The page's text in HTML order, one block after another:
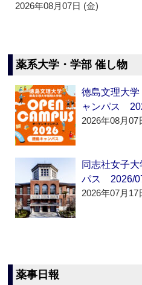
2026年08月07日 (金)
薬系大学・学部 催し物
徳島文理大
ャンパス
2026年08月07
同志社女子
パス 2026/
2026年07月17
薬事日報